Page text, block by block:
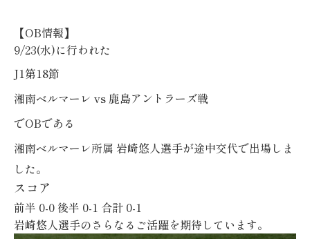
【OB情報】
9/23(水)に行われた
J1第18節
湘南ベルマーレ vs 鹿島アントラーズ戦
でOBである
湘南ベルマーレ所属 岩崎悠人選手が途中交代で出場しま
した。
スコア
前半 0-0 後半 0-1 合計 0-1
岩崎悠人選手のさらなるご活躍を期待しています。